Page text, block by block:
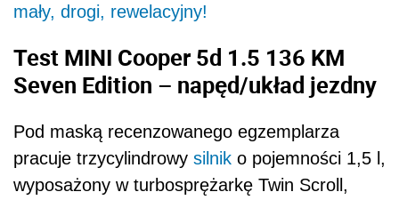
mały, drogi, rewelacyjny!
Test MINI Cooper 5d 1.5 136 KM
Seven Edition – napęd/układ jezdny
Pod maską recenzowanego egzemplarza
pracuje trzycylindrowy silnik o pojemności 1,5 l,
wyposażony w turbosprężarkę Twin Scroll,